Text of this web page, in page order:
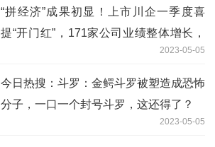
“拼经济”成果初显！上市川企一季度喜
提“开门红”，171家公司业绩整体增长，
2023-05-05
今日热搜：斗罗：金鳄斗罗被塑造成恐怖
分子，一口一个封号斗罗，这还得了？
2023-05-05